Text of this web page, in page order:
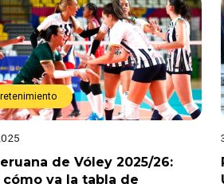
de Vóley 2025/26:
cómo va la tabla de